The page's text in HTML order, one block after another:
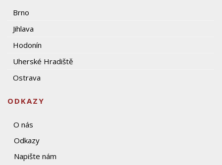
Brno
Jihlava
Hodonín
Uherské Hradiště
Ostrava
ODKAZY
O nás
Odkazy
Napište nám